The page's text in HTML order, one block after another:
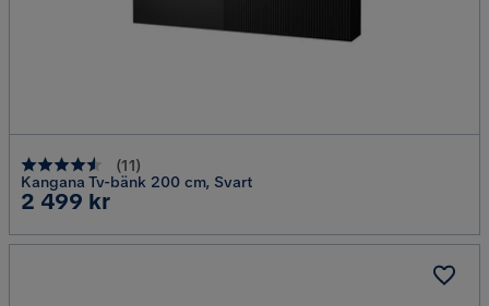
(11)
Kangana Tv-bänk 200 cm, Svart
Pris
2 499 kr